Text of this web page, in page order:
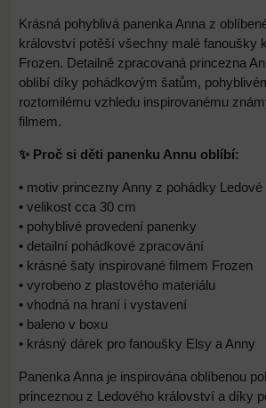
Krásná pohyblivá panenka Anna z
království potěší všechny malé fanoušky
Frozen. Detailně zpracovaná princezna
oblíbí díky pohádkovým šatům,
roztomilému vzhledu inspirovanému
filmem.
✨ Proč si děti panenku Annu oblíbí:
• motiv princezny Anny z pohádky
• velikost cca 30 cm
• pohyblivé provedení panenky
• detailní pohádkové zpracování
• krásné šaty inspirované filmem Frozen
• vyrobeno z plastového materiálu
• vhodná na hraní i vystavení
• baleno v boxu
• krásný dárek pro fanoušky Elsy a Anny
Panenka Anna je inspirována oblíbenou
princeznou z Ledového království a díky